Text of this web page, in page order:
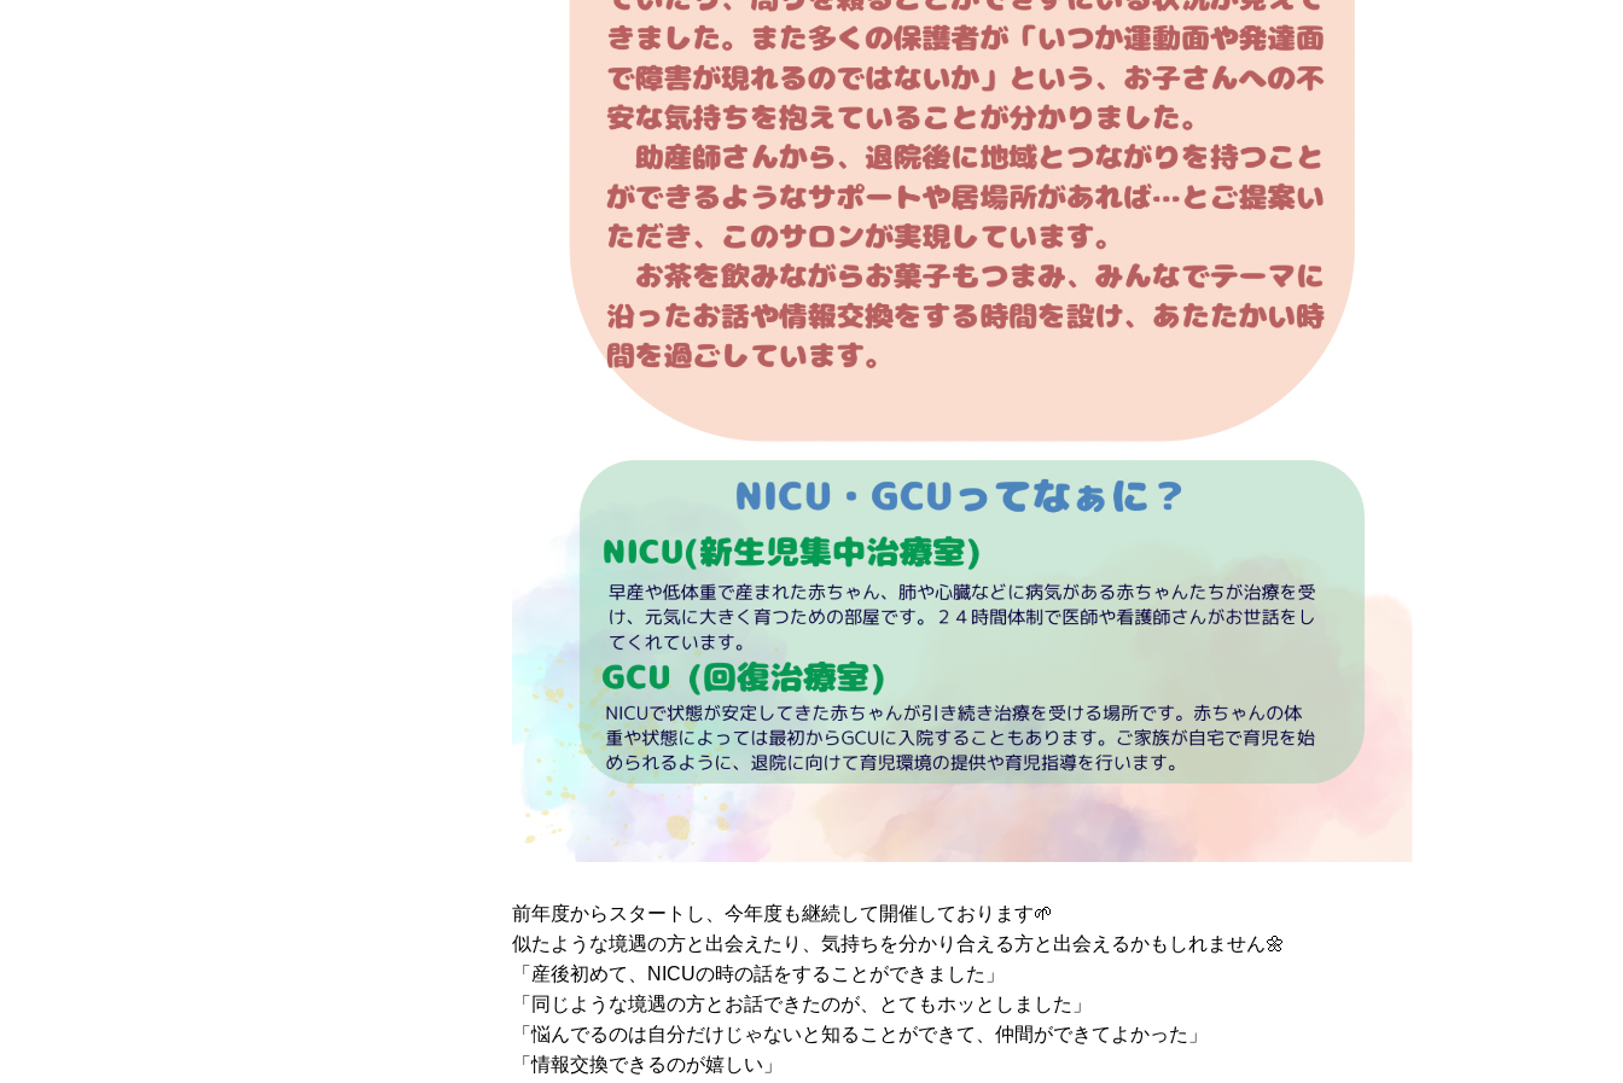
前年度からスタートし、今年度も継続して開催しております🌱
似たような境遇の方と出会えたり、気持ちを分かり合える方と出会えるかもしれません🌼
「産後初めて、NICUの時の話をすることができました」
「同じような境遇の方とお話できたのが、とてもホッとしました」
「悩んでるのは自分だけじゃないと知ることができて、仲間ができてよかった」
「情報交換できるのが嬉しい」